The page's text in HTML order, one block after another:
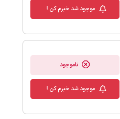
موجود شد خبرم کن !
ناموجود
موجود شد خبرم کن !